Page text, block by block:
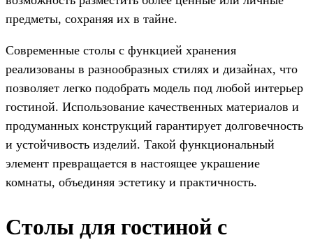
предметы, сохраняя их в тайне.
Современные столы с функцией хранения
реализованы в разнообразных стилях и дизайнах, что
позволяет легко подобрать модель под любой интерьер
гостиной. Использование качественных материалов и
продуманных конструкций гарантирует долговечность
и устойчивость изделий. Такой функциональный
элемент превращается в настоящее украшение
комнаты, объединяя эстетику и практичность.
Столы для гостиной с